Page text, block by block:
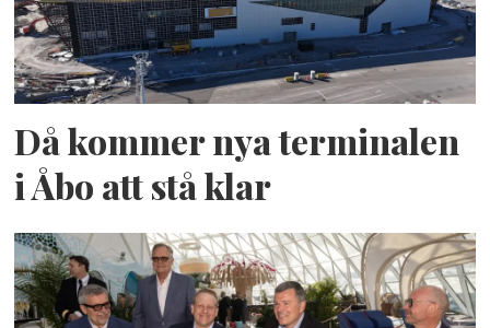
Då kommer nya terminalen
i Åbo att stå klar